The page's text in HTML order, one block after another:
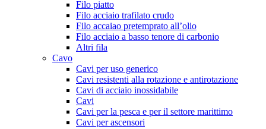
Filo piatto
Filo acciaio trafilato crudo
Filo accaiao pretemprato all’olio
Filo acciaio a basso tenore di carbonio
Altri fila
Cavo
Cavi per uso generico
Cavi resistenti alla rotazione e antirotazione
Cavi di acciaio inossidabile
Cavi
Cavi per la pesca e per il settore marittimo
Cavi per ascensori